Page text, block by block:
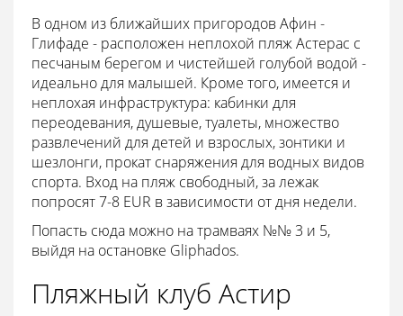
В одном из ближайших пригородов Афин -
Глифаде - расположен неплохой пляж Астерас с
песчаным берегом и чистейшей голубой водой -
идеально для малышей. Кроме того, имеется и
неплохая инфраструктура: кабинки для
переодевания, душевые, туалеты, множество
развлечений для детей и взрослых, зонтики и
шезлонги, прокат снаряжения для водных видов
спорта. Вход на пляж свободный, за лежак
попросят 7-8 EUR в зависимости от дня недели.
Попасть сюда можно на трамваях №№ 3 и 5,
выйдя на остановке Gliphados.
Пляжный клуб Астир